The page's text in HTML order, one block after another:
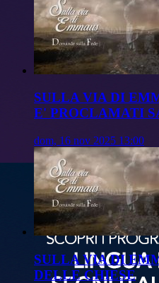
SULLA VIA DI
E' PROCLAMATI
dom, 16 nov 2025 13:00
SULLA VIA DI
DELLE CHIESE